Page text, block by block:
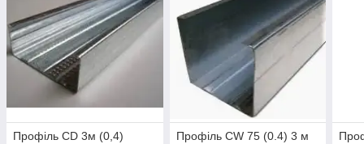
Профіль CD 3м (0,4) Профіль CW 75 (0.4) 3 м